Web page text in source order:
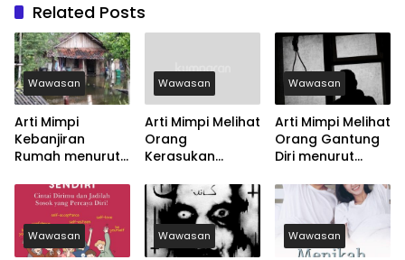
Related Posts
Wawasan
Arti Mimpi
Kebanjiran
Rumah menurut
dan Primbon
Jawa
Wawasan
Arti Mimpi Melihat
Orang
Kerasukan
Psikologi dan
Primbon Jawa
Wawasan
Arti Mimpi Melihat
Orang Gantung
Diri menurut
dan Primbon
Jawa
Wawasan Wawasan Wawasan